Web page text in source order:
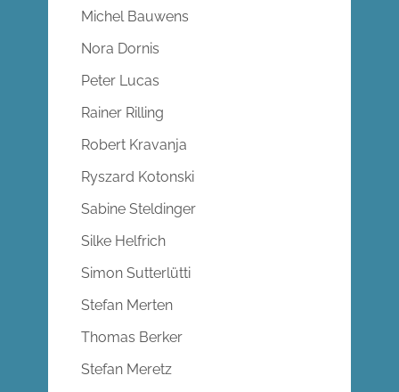
Michel Bauwens
Nora Dornis
Peter Lucas
Rainer Rilling
Robert Kravanja
Ryszard Kotonski
Sabine Steldinger
Silke Helfrich
Simon Sutterlütti
Stefan Merten
Thomas Berker
Stefan Meretz